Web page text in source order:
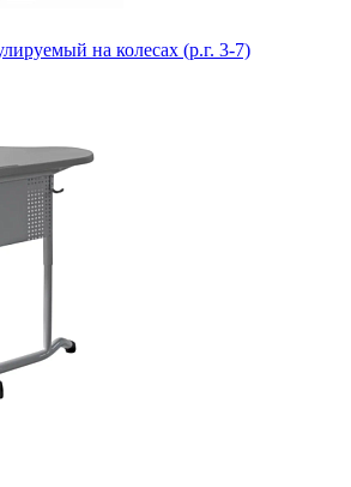
на колесах (р.г. 3-7)